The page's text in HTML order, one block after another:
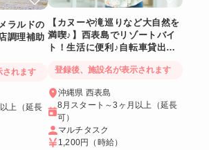
ラルドの
調理補助
されます
上（延長
【カヌーや滝巡りなど大自然を
満喫♪】西表島でリゾートバイ
ト！生活に便利♪自転車貸出あ
登録後、施設名が表示されます
沖縄県 西表島
8月スタート～3ヶ月以上（延長
可）
マルチタスク
1,200円
（時給）